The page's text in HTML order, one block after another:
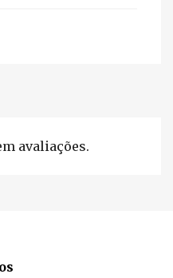
avaliações.